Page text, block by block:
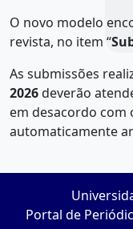
O novo modelo
revista, no item “
As submissões
2026deverão
em desacordo com
automaticamente
Portal de